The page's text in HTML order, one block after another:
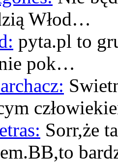
Włod…
pyta.pl to
pok…
Sorr,że